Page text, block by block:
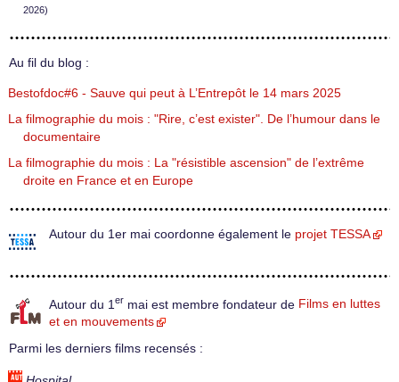
2026)
Au fil du blog :
Bestofdoc#6 - Sauve qui peut à L’Entrepôt le 14 mars 2025
La filmographie du mois : "Rire, c’est exister". De l’humour dans le
documentaire
La filmographie du mois : La "résistible ascension" de l’extrême
droite en France et en Europe
Autour du 1er mai coordonne également le projet TESSA
Autour du 1 er mai est membre fondateur de Films en luttes
et en mouvements
Parmi les derniers films recensés :